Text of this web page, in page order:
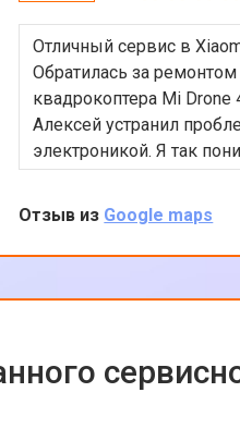
Отличный сервис в
Обратилась за ремонтом
квадрокоптера Mi Drone
Алексей устранил
электроникой. Я так
квадрокоптеры часто в
прилетают на ремонт и
взлетели ай-ай. Вообще
все было сделано
приемлемой с учетом
технику!
Отзыв из Google maps